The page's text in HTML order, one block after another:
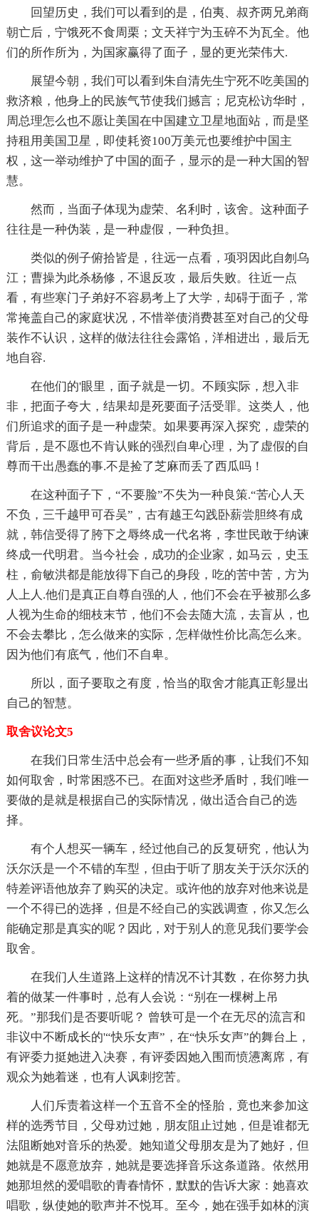
回望历史，我们可以看到的是，伯夷、叔齐两兄弟商
朝亡后，宁饿死不食周栗；文天祥宁为玉碎不为瓦全。他
们的所作所为，为国家赢得了面子，显的更光荣伟大.
展望今朝，我们可以看到朱自清先生宁死不吃美国的
救济粮，他身上的民族气节使我们撼言；尼克松访华时，
周总理怎么也不愿让美国在中国建立卫星地面站，而是坚
持租用美国卫星，即使耗资100万美元也要维护中国主
权，这一举动维护了中国的面子，显示的是一种大国的智
慧。
然而，当面子体现为虚荣、名利时，该舍。这种面子
往往是一种伪装，是一种虚假，一种负担。
类似的例子俯拾皆是，往远一点看，项羽因此自刎乌
江；曹操为此杀杨修，不退反攻，最后失败。往近一点
看，有些寒门子弟好不容易考上了大学，却碍于面子，常
常掩盖自己的家庭状况，不惜举债消费甚至对自己的父母
装作不认识，这样的做法往往会露馅，洋相进出，最后无
地自容.
在他们的'眼里，面子就是一切。不顾实际，想入非
非，把面子夸大，结果却是死要面子活受罪。这类人，他
们所追求的面子是一种虚荣。如果要再深入探究，虚荣的
背后，是不愿也不肯认账的强烈自卑心理，为了虚假的自
尊而干出愚蠢的事.不是捡了芝麻而丢了西瓜吗！
在这种面子下，“不要脸”不失为一种良策.“苦心人天
不负，三千越甲可吞吴”，古有越王勾践卧薪尝胆终有成
就，韩信受得了胯下之辱终成一代名将，李世民敢于纳谏
终成一代明君。当今社会，成功的企业家，如马云，史玉
柱，俞敏洪都是能放得下自己的身段，吃的苦中苦，方为
人上人.他们是真正自尊自强的人，他们不会在乎被那么多
人视为生命的细枝末节，他们不会去随大流，去盲从，也
不会去攀比，怎么做来的实际，怎样做性价比高怎么来。
因为他们有底气，他们不自卑。
所以，面子要取之有度，恰当的取舍才能真正彰显出
自己的智慧。
取舍议论文5
在我们日常生活中总会有一些矛盾的事，让我们不知
如何取舍，时常困惑不已。在面对这些矛盾时，我们唯一
要做的是就是根据自己的实际情况，做出适合自己的选
择。
有个人想买一辆车，经过他自己的反复研究，他认为
沃尔沃是一个不错的车型，但由于听了朋友关于沃尔沃的
特差评语他放弃了购买的决定。或许他的放弃对他来说是
一个不得已的选择，但是不经自己的实践调查，你又怎么
能确定那是真实的呢？因此，对于别人的意见我们要学会
取舍。
在我们人生道路上这样的情况不计其数，在你努力执
着的做某一件事时，总有人会说：“别在一棵树上吊
死。”那我们是否要听呢？ 曾轶可是一个在无尽的流言和
非议中不断成长的'“快乐女声”，在“快乐女声”的舞台上，
有评委力挺她进入决赛，有评委因她入围而愤懑离席，有
观众为她着迷，也有人讽刺挖苦。
人们斥责着这样一个五音不全的怪胎，竟也来参加这
样的选秀节目，父母劝过她，朋友阻止过她，但是谁都无
法阻断她对音乐的热爱。她知道父母朋友是为了她好，但
她就是不愿意放弃，她就是要选择音乐这条道路。依然用
她那坦然的爱唱歌的青春情怀，默默的告诉大家：她喜欢
唱歌，纵使她的歌声并不悦耳。至今，她在强手如林的演